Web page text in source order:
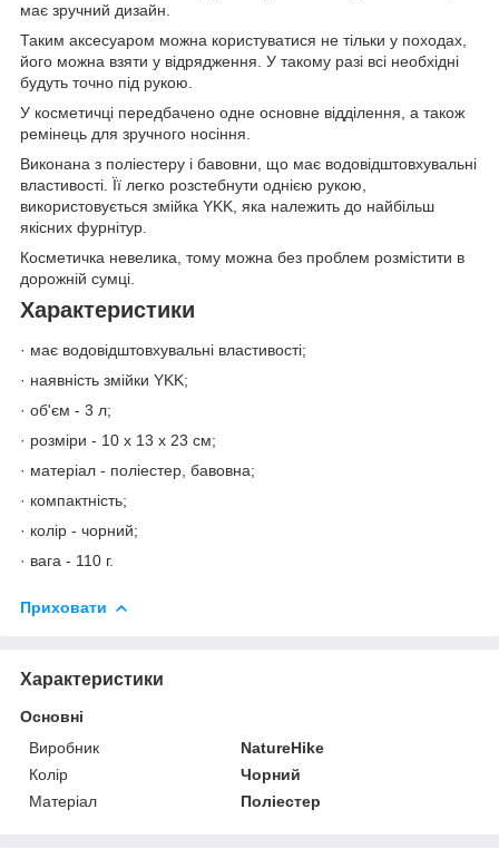
має зручний дизайн.
Таким аксесуаром можна користуватися не тільки у походах,
його можна взяти у відрядження. У такому разі всі необхідні
будуть точно під рукою.
У косметичці передбачено одне основне відділення, а також
ремінець для зручного носіння.
Виконана з поліестеру і бавовни, що має водовідштовхувальні
властивості. Її легко розстебнути однією рукою,
використовується змійка YKK, яка належить до найбільш
якісних фурнітур.
Косметичка невелика, тому можна без проблем розмістити в
дорожній сумці.
Характеристики
· має водовідштовхувальні властивості;
· наявність змійки YKK;
· об'єм - 3 л;
· розміри - 10 x 13 x 23 см;
· матеріал - поліестер, бавовна;
· компактність;
· колір - чорний;
· вага - 110 г.
Приховати
Характеристики
Основні
Виробник
NatureHike
Колір
Чорний
Матеріал
Поліестер